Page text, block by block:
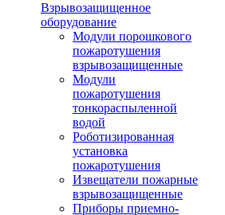
Взрывозащищенное
оборудование
Модули порошкового
пожаротушения
взрывозащищенные
Модули
пожаротушения
тонкораспыленной
водой
Роботизированная
установка
пожаротушения
Извещатели пожарные
взрывозащищенные
Приборы приемно-